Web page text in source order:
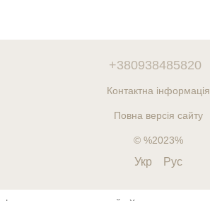
+380938485820
Контактна інформація
Повна версія сайту
© %2023%
Укр Рус